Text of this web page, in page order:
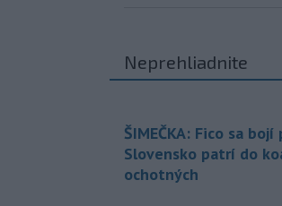
Neprehliadnite
ŠIMEČKA: Fico sa
Slovensko patrí do
ochotných